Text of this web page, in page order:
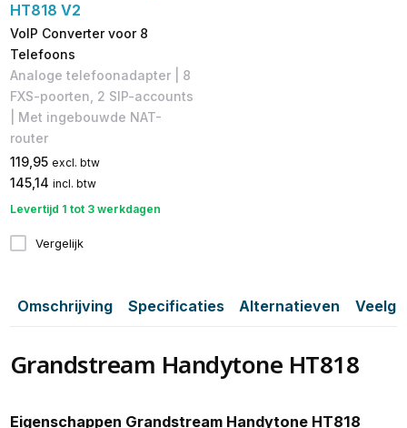
HT818 V2
VoIP Converter voor 8
Telefoons
Analoge telefoonadapter | 8
FXS-poorten, 2 SIP-accounts
| Met ingebouwde NAT-
router
119,95 excl. btw
145,14 incl. btw
Levertijd 1 tot 3 werkdagen
Vergelijk
Omschrijving Specificaties Alternatieven
Grandstream Handytone HT818
Eigenschappen Grandstream Handytone HT818